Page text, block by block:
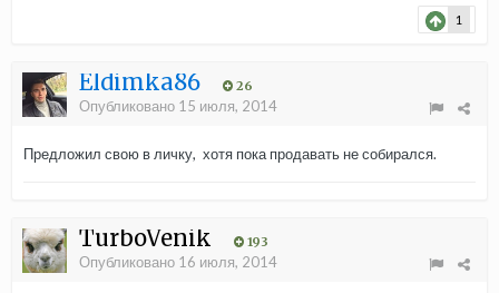
1
Eldimka86 26
Опубликовано 15 июля, 2014
Предложил свою в личку, хотя пока продавать не собирался.
TurboVenik 193
Опубликовано 16 июля, 2014